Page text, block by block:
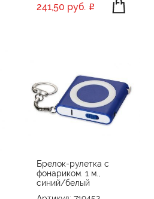
241,50 руб.
Брелок-рулетка с
фонариком. 1 м.,
синий/белый